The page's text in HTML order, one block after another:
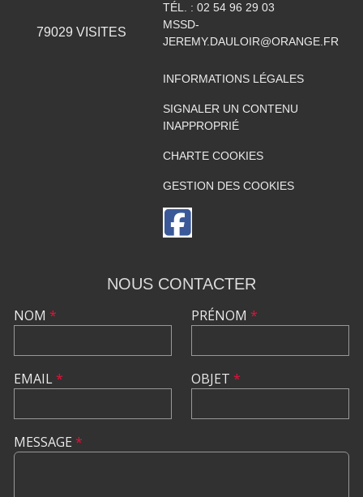
79029 VISITES
TÉL. : 02 54 96 29 03
MSSD-
JEREMY.DAULOIR@ORANGE.FR
INFORMATIONS LÉGALES
SIGNALER UN CONTENU
INAPPROPRIÉ
CHARTE COOKIES
GESTION DES COOKIES
NOUS CONTACTER
NOM *
EMAIL*
PRÉNOM *
OBJET *
MESSAGE *